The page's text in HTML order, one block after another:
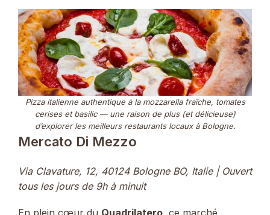
Pizza italienne authentique à la mozzarella fraîche, tomates
cerises et basilic — une raison de plus (et délicieuse)
d’explorer les meilleurs restaurants locaux à Bologne.
Mercato Di Mezzo
Via Clavature, 12, 40124 Bologne BO, Italie | Ouvert
tous les jours de 9h à minuit